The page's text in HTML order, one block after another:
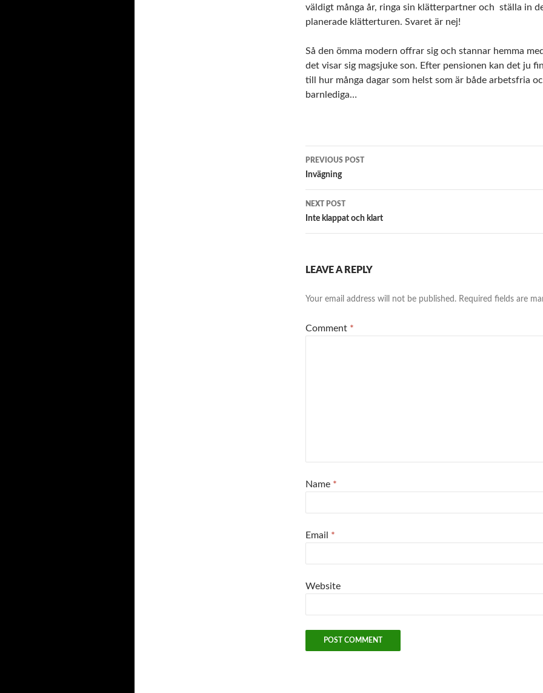
väldigt många år, ringa sin klätterpartner och ställa in
planerade klätterturen. Svaret är nej!
Så den ömma modern offrar sig och stannar hemma
det visar sig magsjuke son. Efter pensionen kan det ju
till hur många dagar som helst som är både arbetsfria
barnlediga…
Post
navigation
PREVIOUS POST
Invägning
NEXT POST
Inte klappat och klart
LEAVE A REPLY
Your email address will not be published. Required fields are
Comment *
Name *
Email *
Website